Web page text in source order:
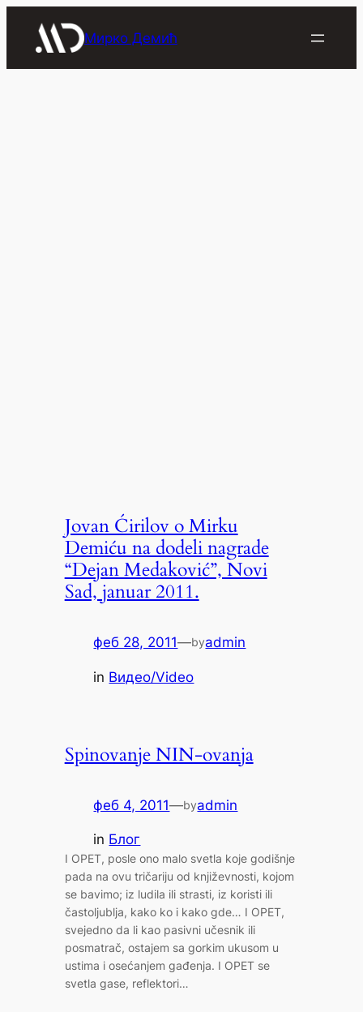
Мирко Демић
Jovan Ćirilov o Mirku
Demiću na dodeli nagrade
“Dejan Medaković”, Novi
Sad, januar 2011.
феб 28, 2011—byadmin
in Видео/Video
Spinovanje NIN-ovanja
феб 4, 2011—byadmin
in Блог
I OPET, posle ono malo svetla koje godišnje
pada na ovu tričariju od književnosti, kojom
se bavimo; iz ludila ili strasti, iz koristi ili
častoljublja, kako ko i kako gde… I OPET,
svejedno da li kao pasivni učesnik ili
posmatrač, ostajem sa gorkim ukusom u
ustima i osećanjem gađenja. I OPET se
svetla gase, reflektori…